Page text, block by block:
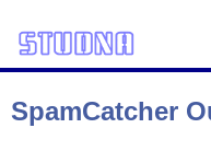
SpamCatcher